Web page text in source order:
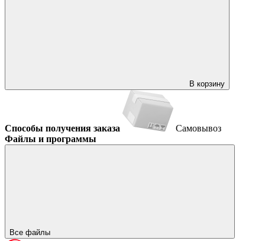
В корзину
Способы получения заказа
Самовывоз
Файлы и программы
Все файлы